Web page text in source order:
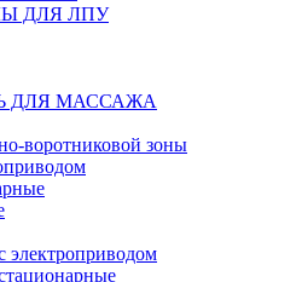
ДЛЯ ЛПУ
ДЛЯ МАССАЖА
воротниковой зоны
электроприводом